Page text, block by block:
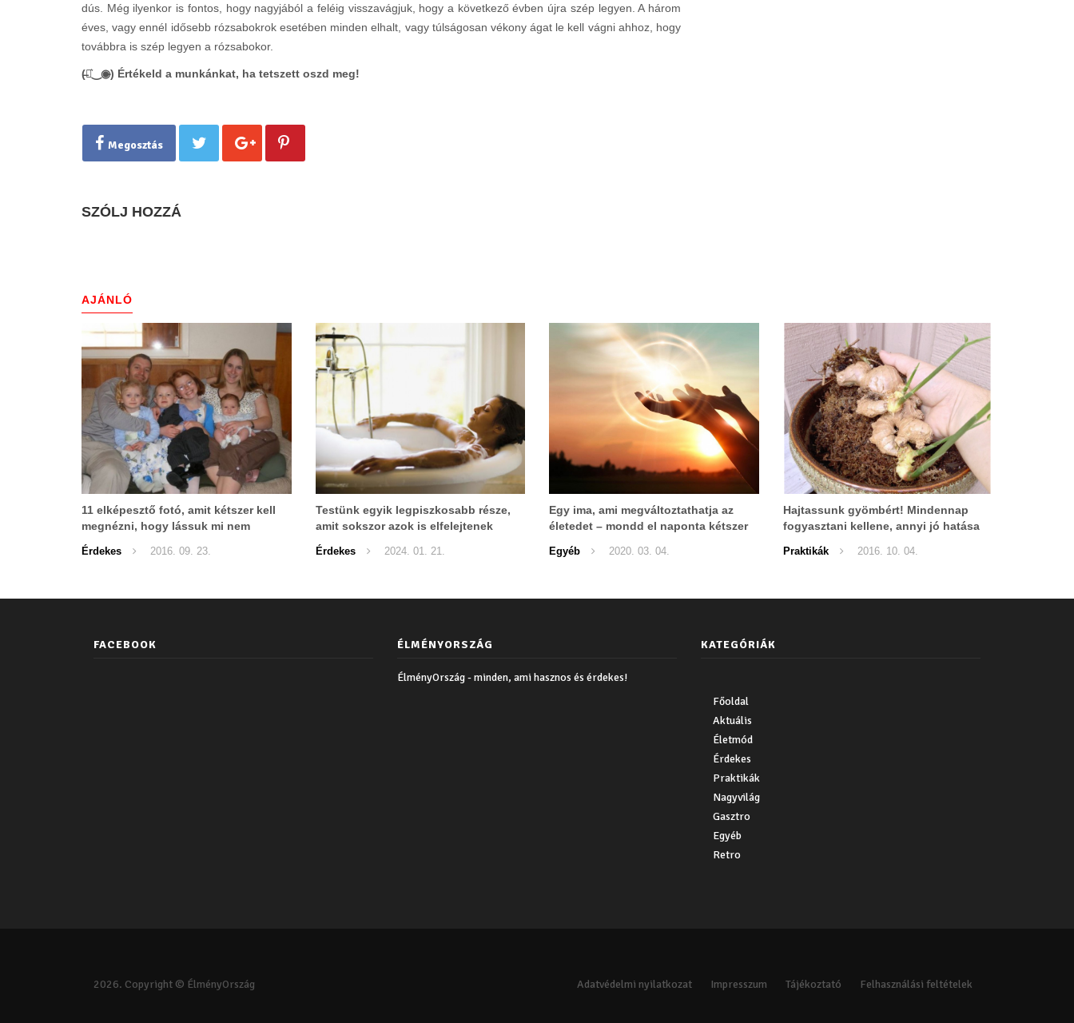
dús. Még ilyenkor is fontos, hogy nagyjából a feléig visszavágjuk, hogy a következő évben újra szép legyen. A három
éves, vagy ennél idősebb rózsabokrok esetében minden elhalt, vagy túlságosan vékony ágat le kell vágni ahhoz, hogy
továbbra is szép legyen a rózsabokor.
(̶◉͛‿◉̶) Értékeld a munkánkat, ha tetszett oszd meg!
Megosztás
SZÓLJ HOZZÁ
AJÁNLÓ
11 elképesztő fotó, amit kétszer kell
megnézni, hogy lássuk mi nem
stimmel..
Érdekes 2016. 09. 23.
Testünk egyik legpiszkosabb része,
amit sokszor azok is elfelejtenek
megmosni, aki napi kétszer
zuhanyoznak!
Érdekes 2024. 01. 21.
Egy ima, ami megváltoztathatja az
életedet – mondd el naponta kétszer
Egyéb 2020. 03. 04.
Hajtassunk gyömbért! Mindennap
fogyasztani kellene, annyi jó hatása
Praktikák 2016. 10. 04.
FACEBOOK ÉLMÉNYORSZÁG
ÉlményOrszág - minden, ami hasznos és érdekes!
KATEGÓRIÁK
Főoldal
Aktuális
Életmód
Érdekes
Praktikák
Nagyvilág
Gasztro
Egyéb
Retro
2026. Copyright © ÉlményOrszág Adatvédelmi nyilatkozat Impresszum Tájékoztató Felhasználási feltételek